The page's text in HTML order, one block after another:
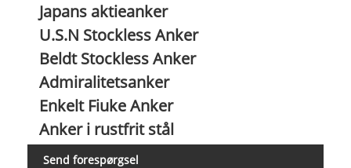
Japans aktieanker
U.S.N Stockless Anker
Beldt Stockless Anker
Admiralitetsanker
Enkelt Fiuke Anker
Anker i rustfrit stål
Send forespørgsel